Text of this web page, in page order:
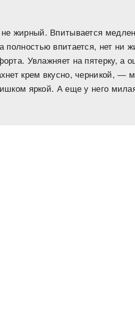
жирный. Впитывается
полностью впитается, нет ни
Увлажняет на пятерку, а
крем вкусно, черникой, —
яркой. А еще у него